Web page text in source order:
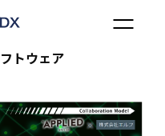
トウェア